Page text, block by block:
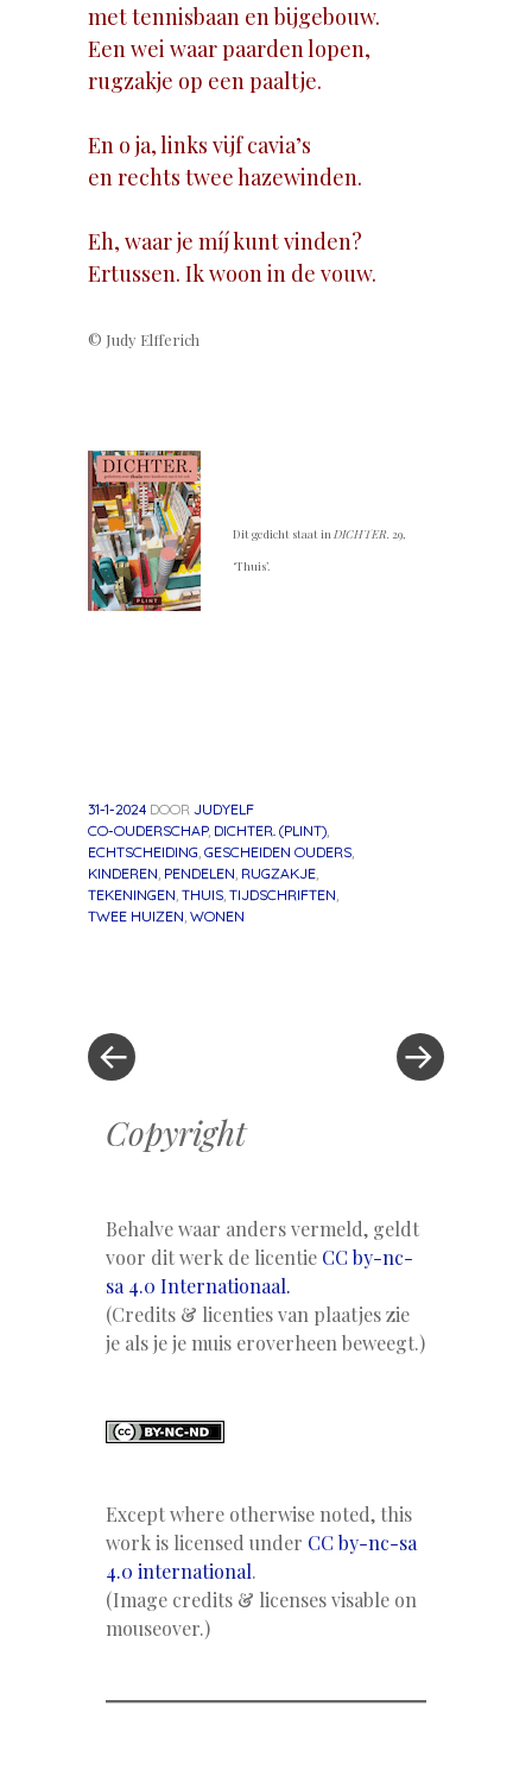
met tennisbaan en bijgebouw.
Een wei waar paarden lopen,
rugzakje op een paaltje.
En o ja, links vijf cavia’s
en rechts twee hazewinden.
Eh, waar je míj kunt vinden?
Ertussen. Ik woon in de vouw.
© Judy Elfferich
Dit gedicht staat inDICHTER. 29,
‘Thuis’.
31-1-2024 DOOR JUDYELF
CO-OUDERSCHAP, DICHTER. (PLINT)
ECHTSCHEIDING GESCHEIDEN OUDERS
KINDEREN PENDELEN RUGZAKJE
TEKENINGEN THUIS TIJDSCHRIFTEN
TWEE HUIZEN WONEN
Copyright
Behalve waar anders vermeld, geldt
voor dit werk de licentie CC by-nc-
sa 4.0 Internationaal.
(Credits & licenties van plaatjes zie
je als je je muis eroverheen beweegt.)
Except where otherwise noted, this
work is licensed under CC by-nc-sa
4.0 international.
(Image credits & licenses visable on
mouseover.)